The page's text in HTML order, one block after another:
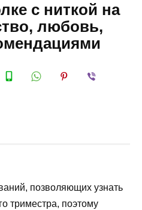
с ниткой на
любовь,
позволяющих узнать
триместра, поэтому